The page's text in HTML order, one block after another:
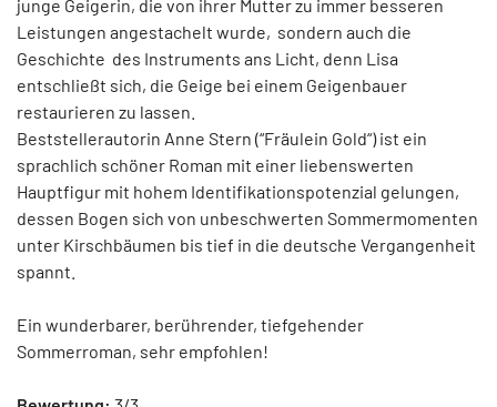
junge Geigerin, die von ihrer Mutter zu immer besseren
Leistungen angestachelt wurde, sondern auch die
Geschichte des Instruments ans Licht, denn Lisa
entschließt sich, die Geige bei einem Geigenbauer
restaurieren zu lassen.
Beststellerautorin Anne Stern (“Fräulein Gold“) ist ein
sprachlich schöner Roman mit einer liebenswerten
Hauptfigur mit hohem Identifikationspotenzial gelungen,
dessen Bogen sich von unbeschwerten Sommermomenten
unter Kirschbäumen bis tief in die deutsche Vergangenheit
spannt.
Ein wunderbarer, berührender, tiefgehender
Sommerroman, sehr empfohlen!